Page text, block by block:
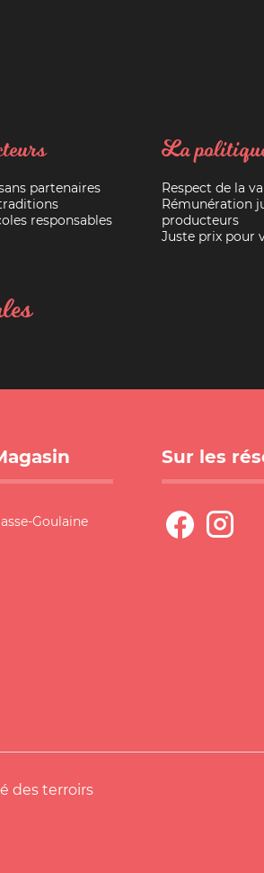
partenaires
responsables
La
Respect de la
Rémunération
producteurs
Juste prix pour
Goulaine
Sur les
des terroirs